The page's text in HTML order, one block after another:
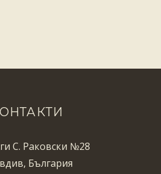
С. Раковски №28
България